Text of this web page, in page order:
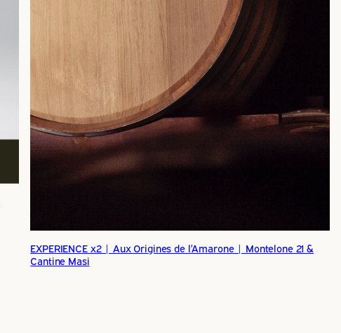
EXPERIENCE x2 | Aux Origines de l’Amarone | Montelone 21 &
Cantine Masi